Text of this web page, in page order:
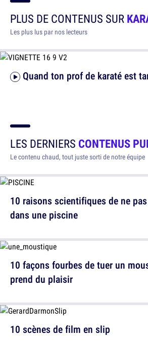
PLUS DE CONTENUS SUR
Les plus lus par nos lecteurs
Quand ton prof de karaté est
LES DERNIERS CONTENUS
Le contenu chaud, tout juste sorti de notre équipe
10 raisons scientifiques de ne
dans une piscine
10 scènes de film en slip
10 façons fourbes de tuer un
prend du plaisir